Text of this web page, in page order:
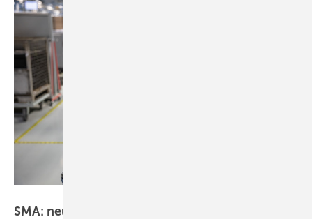
SMA: neuer E-Charger lädt bis zu 50 Prozent